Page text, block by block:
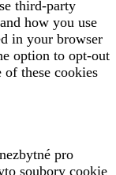
third-party
how you use
in your browser
option to opt-out
these cookies
pro
soubory cookie